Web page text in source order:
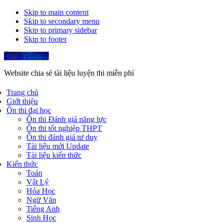
Skip to main content
Skip to secondary menu
Skip to primary sidebar
Skip to footer
Ôn thi ĐGNL
Website chia sẻ tài liệu luyện thi miễn phí
Trang chủ
Giới thiệu
Ôn thi đại học
Ôn thi Đánh giá năng lực
Ôn thi tốt nghiệp THPT
Ôn thi đánh giá tư duy
Tài liệu mới Update
Tài liệu kiến thức
Kiến thức
Toán
Vật Lý
Hóa Học
Ngữ Văn
Tiếng Anh
Sinh Học